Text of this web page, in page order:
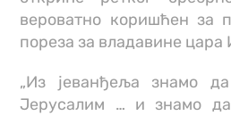
вероватно коришћен за
пореза за владавине цара
„Из јеванђеља знамо
Јерусалим … и знамо да